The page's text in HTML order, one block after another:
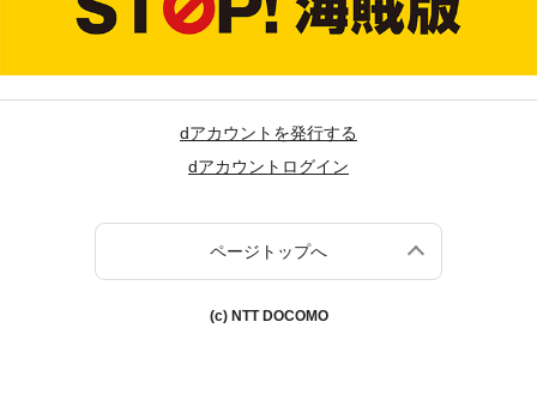
dアカウントを発行する
dアカウントログイン
ページトップへ
(c) NTT DOCOMO